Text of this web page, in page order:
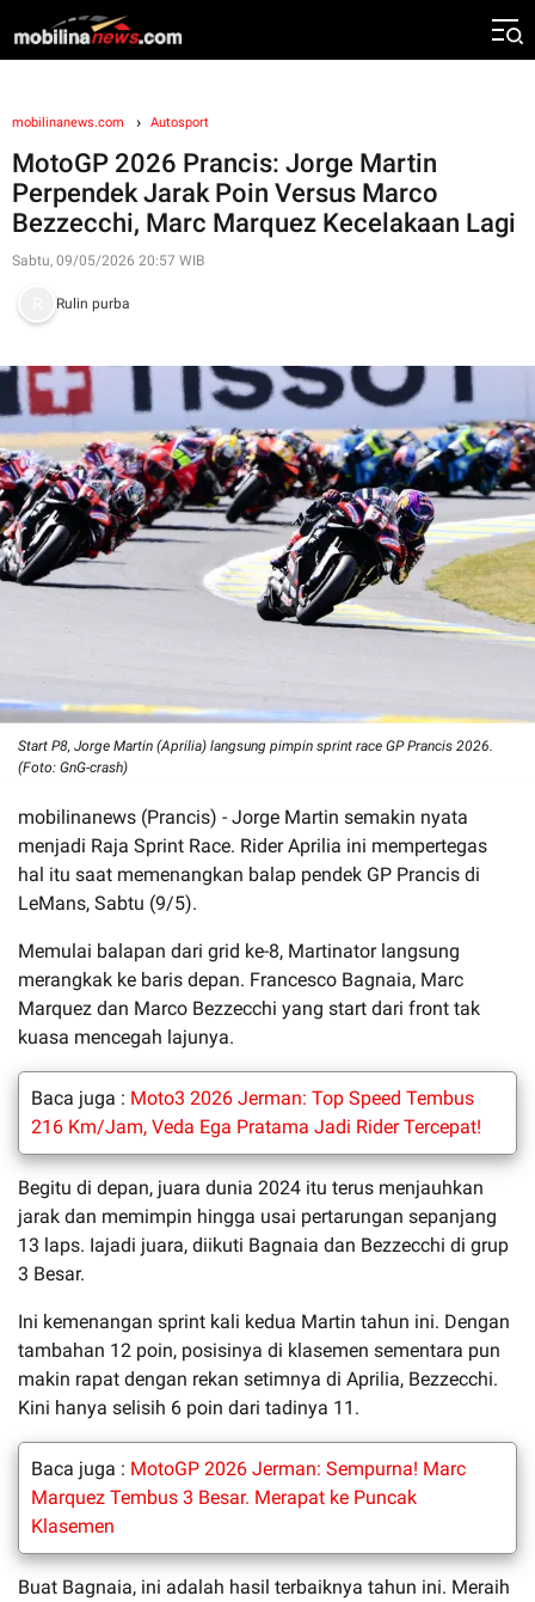
mobilinanews.com Autosport
MotoGP 2026 Prancis: Jorge Martin
Perpendek Jarak Poin Versus Marco
Bezzecchi, Marc Marquez Kecelakaan Lagi
Sabtu, 09/05/2026 20:57 WIB
Rulin purba
Start P8, Jorge Martin (Aprilia) langsung pimpin sprint race GP Prancis 2026.
(Foto: GnG-crash)
mobilinanews (Prancis) - Jorge Martin semakin nyata
menjadi Raja Sprint Race. Rider Aprilia ini mempertegas
hal itu saat memenangkan balap pendek GP Prancis di
LeMans, Sabtu (9/5).
Memulai balapan dari grid ke-8, Martinator langsung
merangkak ke baris depan. Francesco Bagnaia, Marc
Marquez dan Marco Bezzecchi yang start dari front tak
kuasa mencegah lajunya.
Baca juga : Moto3 2026 Jerman: Top Speed Tembus
216 Km/Jam, Veda Ega Pratama Jadi Rider Tercepat!
Begitu di depan, juara dunia 2024 itu terus menjauhkan
jarak dan memimpin hingga usai pertarungan sepanjang
13 laps. Iajadi juara, diikuti Bagnaia dan Bezzecchi di grup
3 Besar.
Ini kemenangan sprint kali kedua Martin tahun ini. Dengan
tambahan 12 poin, posisinya di klasemen sementara pun
makin rapat dengan rekan setimnya di Aprilia, Bezzecchi.
Kini hanya selisih 6 poin dari tadinya 11.
Baca juga : MotoGP 2026 Jerman: Sempurna! Marc
Marquez Tembus 3 Besar. Merapat ke Puncak
Klasemen
Buat Bagnaia, ini adalah hasil terbaiknya tahun ini. Meraih